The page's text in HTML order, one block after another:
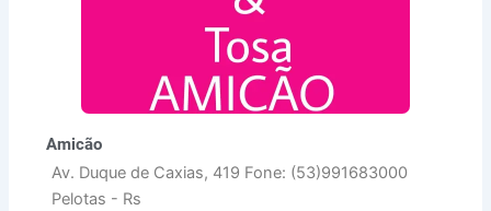
Amicão
Av. Duque de Caxias, 419 Fone: (53)991683000
Pelotas - Rs